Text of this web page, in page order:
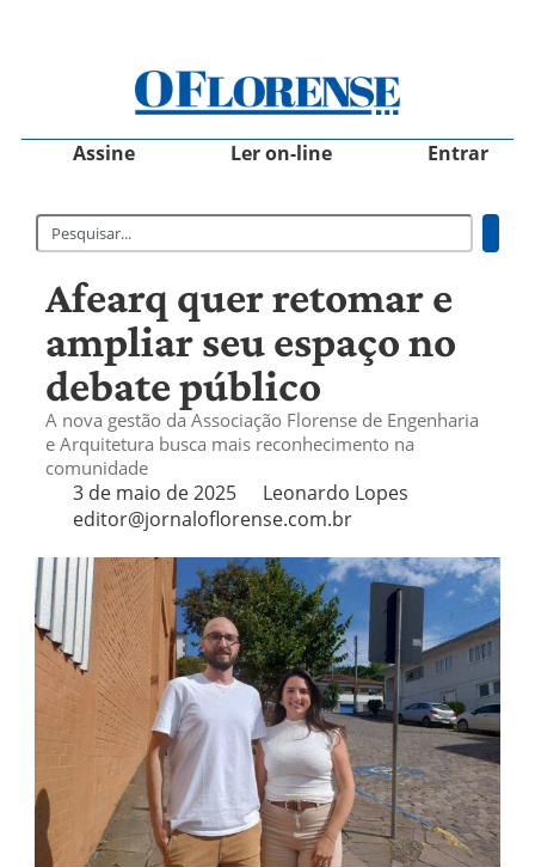
Assine Ler on-line Entrar
Afearq quer retomar e
ampliar seu espaço no
debate público
A nova gestão da Associação Florense de Engenharia
e Arquitetura busca mais reconhecimento na
comunidade
3 de maio de 2025
Leonardo Lopes
editor@jornaloflorense.com.br